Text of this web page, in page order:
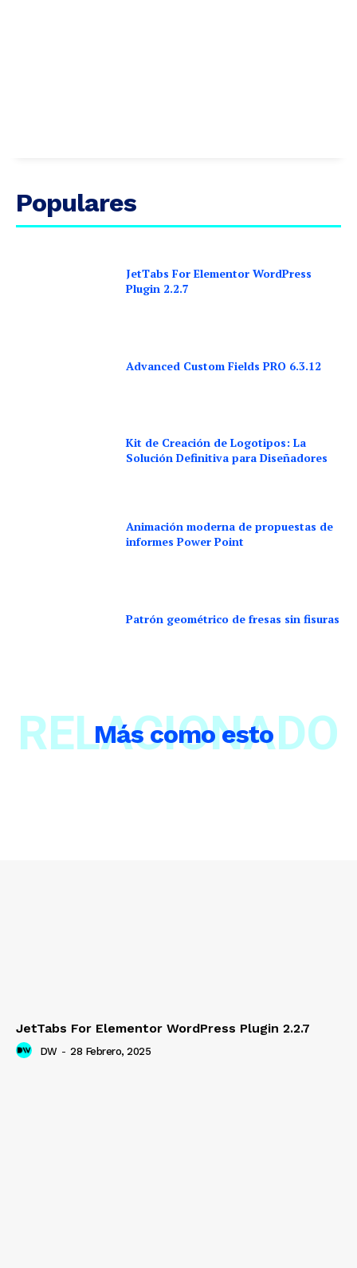
Populares
JetTabs For Elementor WordPress
Plugin 2.2.7
Advanced Custom Fields PRO 6.3.12
Kit de Creación de Logotipos: La
Solución Definitiva para Diseñadores
Animación moderna de propuestas de
informes Power Point
Patrón geométrico de fresas sin fisuras
Más como esto
RELACIONADO
JetTabs For Elementor WordPress Plugin 2.2.7
DW - 28 Febrero, 2025